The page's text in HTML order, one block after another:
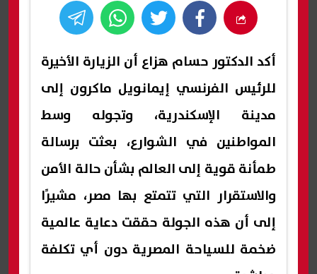
أكد الدكتور حسام هزاع أن الزيارة الأخيرة
للرئيس الفرنسي إيمانويل ماكرون إلى
مدينة الإسكندرية، وتجوله وسط
المواطنين في الشوارع، بعثت برسالة
طمأنة قوية إلى العالم بشأن حالة الأمن
والاستقرار التي تتمتع بها مصر، مشيرًا
إلى أن هذه الجولة حققت دعاية عالمية
ضخمة للسياحة المصرية دون أي تكلفة